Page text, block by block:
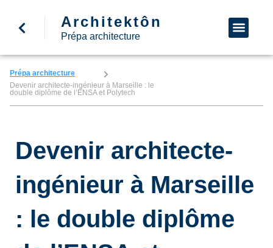
Architektôn
Prépa architecture
Prépa architecture
Devenir architecte-ingénieur à Marseille : le
double diplôme de l’ENSA et Polytech
Devenir architecte-
ingénieur à Marseille
: le double diplôme